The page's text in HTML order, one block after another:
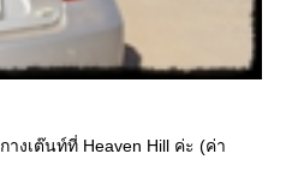
างเต๊นท์ที่ Heaven Hill ค่ะ (ค่า